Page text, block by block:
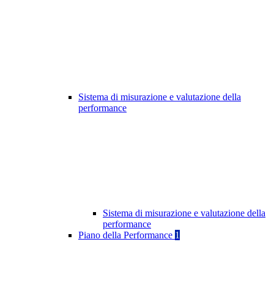
Sistema di misurazione e valutazione della
performance
Sistema di misurazione e valutazione della
performance
Piano della Performance 1